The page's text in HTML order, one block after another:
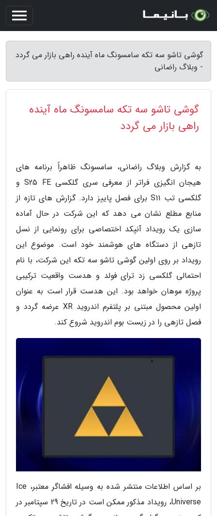
گوشی تاشو سه تکه سامسونگ ماه آینده راهی بازار می گردد
- وبلاگ راضانی
گوشی تاشو سه تکه سامسونگ ماه آینده
راهی بازار می گردد
به گزارش وبلاگ راضانی، سامسونگ ظاهراً برنامه های
هیجان انگیزی فراتر از معرفی سری گلکسی S25 FE و
گلکسی تب S11 برای فصل پاییز دارد. گزارش های تازه از
منابع مطلع نشان می دهد که این شرکت در حال آماده
سازی یک رویداد آنپکد اختصاصی برای رونمایی از نسل
تازهی از دستگاه های هوشمند خود است. موضوع این
رویداد بر روی اولین گوشی تاشو سه تکه این شرکت، با نام
احتمالی گلکسی زد ترای فولد و هدست واقعیت ترکیبی
پروژه موهان خواهد بود. این هدست قرار است به عنوان
اولین محصول مبتنی بر پلتفرم اندروید XR عرضه گردد و
فصل تازهی را در زیست بوم اندروید شروع کند.
بر اساس اطلاعات منتشر شده به وسیله افشاگر معتبر، Ice
Universe، رویداد مذکور ممکن است در تاریخ 29 سپتامبر در